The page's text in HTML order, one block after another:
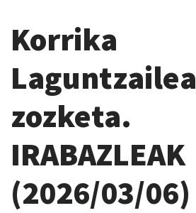
Korrika
zozketa.
IRABAZLEAK
(2026/03/06)